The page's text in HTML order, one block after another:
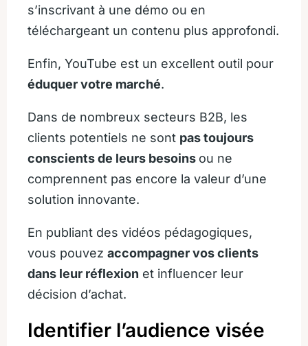
s’inscrivant à une démo ou en
téléchargeant un contenu plus approfondi.
Enfin, YouTube est un excellent outil pour
éduquer votre marché.
Dans de nombreux secteurs B2B, les
clients potentiels ne sont pas toujours
conscients de leurs besoins ou ne
comprennent pas encore la valeur d’une
solution innovante.
En publiant des vidéos pédagogiques,
vous pouvez accompagner vos clients
dans leur réflexion et influencer leur
décision d’achat.
Identifier l’audience visée